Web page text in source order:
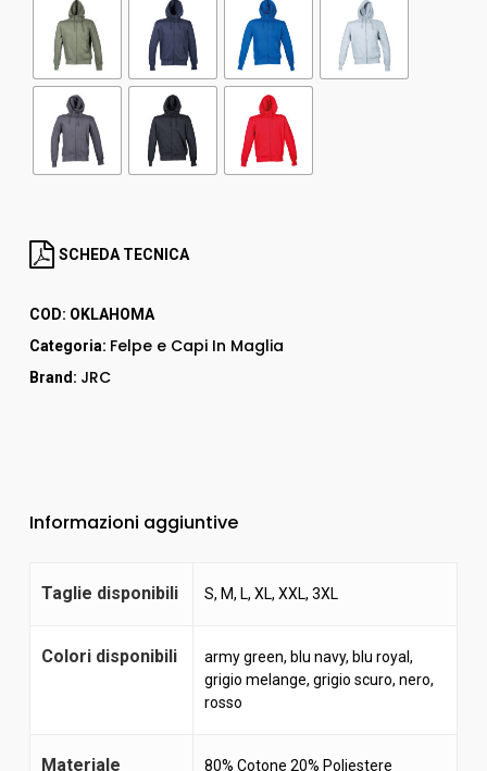
SCHEDA TECNICA
COD: OKLAHOMA
Categoria: Felpe e Capi In Maglia
Brand: JRC
Informazioni aggiuntive
Taglie disponibili S, M, L, XL, XXL, 3XL
Colori disponibili army green, blu navy, blu royal,
grigio melange, grigio scuro, nero,
rosso
Materiale 80% Cotone 20% Poliestere